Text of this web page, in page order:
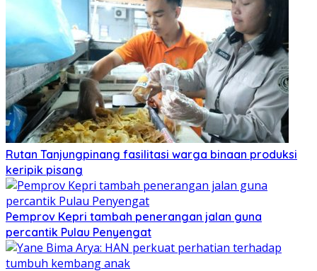
Rutan Tanjungpinang fasilitasi warga binaan produksi
keripik pisang
Pemprov Kepri tambah penerangan jalan guna
percantik Pulau Penyengat